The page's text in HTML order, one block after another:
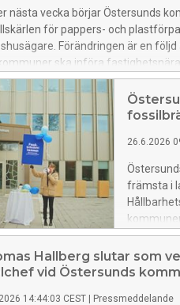
nästa vecka börjar Östersunds
för pappers- och
Förändringen är en
ska införa
26.6.2026
främsta i
Samtidigt
Hallberg slutar som
vid Östersunds
14:44:03 CEST Pressmeddelande